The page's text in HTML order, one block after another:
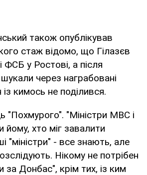
також опублікував
стаж відомо, що Гілазєв
ФСБ у Ростові, а після
через награбовані
із кимось не поділився.
"Похмурого". "Міністри МВС і
хто міг завалити
"міністри" - все знають, але
Нікому не потрібен
за Донбас", крім тих, із ким